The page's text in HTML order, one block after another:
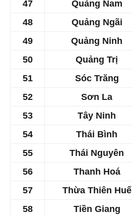
47
Quảng Nam
48
Quảng Ngãi
49
Quảng Ninh
50
Quảng Trị
51
Sóc Trăng
52
Sơn La
53
Tây Ninh
54
Thái Bình
55
Thái Nguyên
56
Thanh Hoá
57
Thừa Thiên Huế
58
Tiền Giang